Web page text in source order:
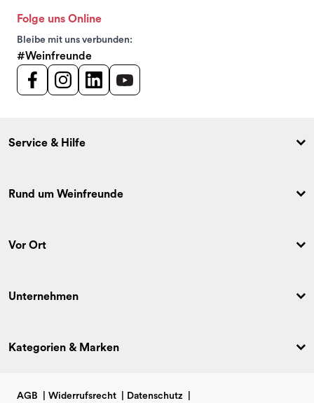
Folge uns Online
Bleibe mit uns verbunden:
#Weinfreunde
Service & Hilfe
Rund um Weinfreunde
Vor Ort
Unternehmen
Kategorien & Marken
AGB Widerrufsrecht Datenschutz